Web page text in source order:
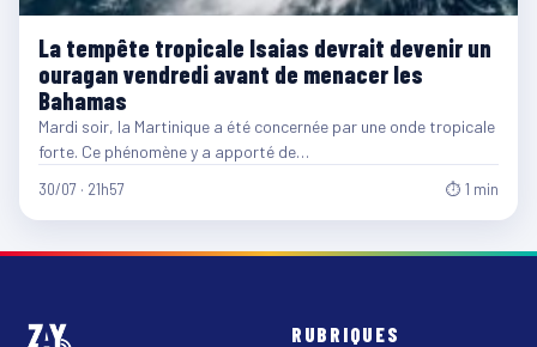
La tempête tropicale Isaias devrait devenir un
ouragan vendredi avant de menacer les
Bahamas
Mardi soir, la Martinique a été concernée par une onde tropicale
forte. Ce phénomène y a apporté de…
30/07 · 21h57 ⏱ 1 min
RUBRIQUES